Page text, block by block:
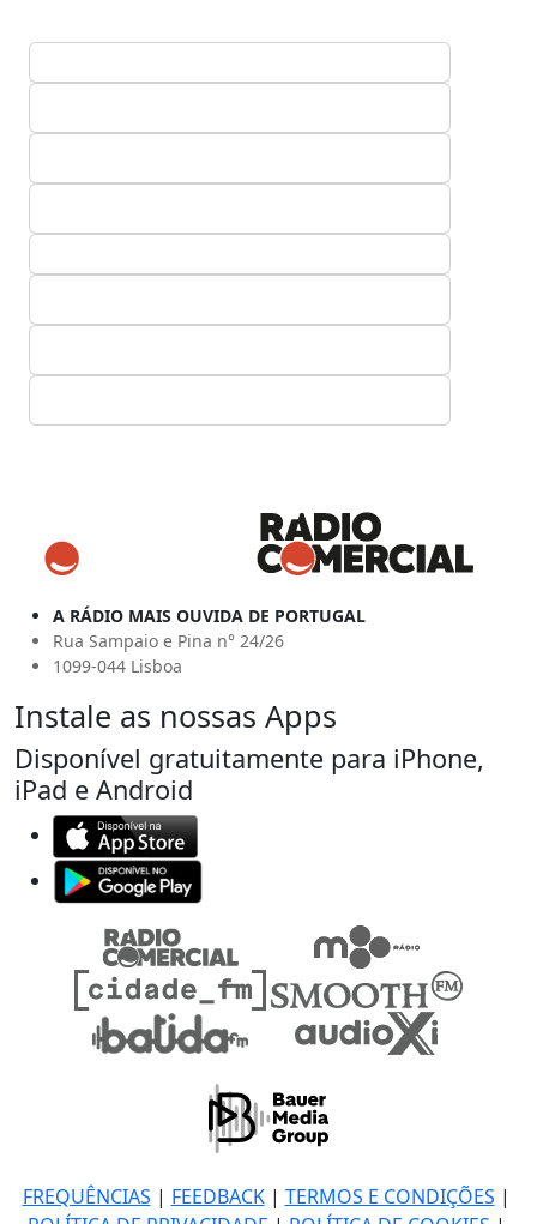
A RÁDIO MAIS OUVIDA DE PORTUGAL
Rua Sampaio e Pina n° 24/26
1099-044 Lisboa
Instale as nossas Apps
Disponível gratuitamente para iPhone,
iPad e Android
FREQUÊNCIAS | FEEDBACK| TERMOS E CONDIÇÕES |